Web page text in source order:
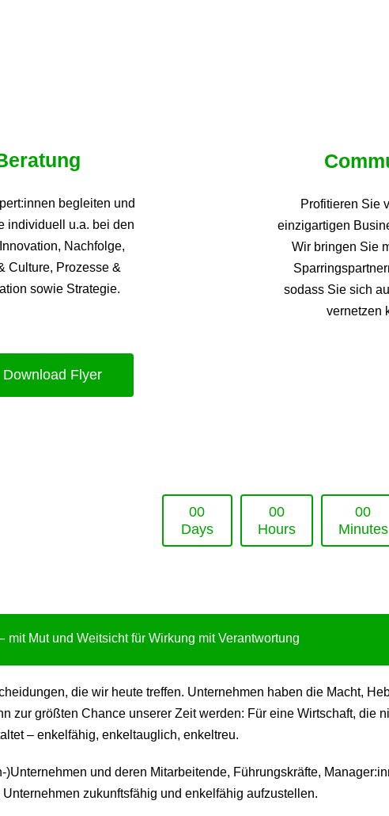
begleiten und
individuell u.a. bei den
Innovation, Nachfolge,
Culture, Prozesse &
sowie Strategie.
Profitieren Sie
einzigartigen
Wir bringen Sie
sodass Sie sich
vernetzen
Download Flyer
00
Days
00
Hours
00
Minutes
mit Mut und Weitsicht für Wirkung mit Verantwortung
die wir heute treffen. Unternehmen haben die Macht,
zur größten Chance unserer Zeit werden: Für eine Wirtschaft, die
– enkelfähig, enkeltauglich, enkeltreu.
und deren Mitarbeitende, Führungskräfte,
zukunftsfähig und enkelfähig aufzustellen.